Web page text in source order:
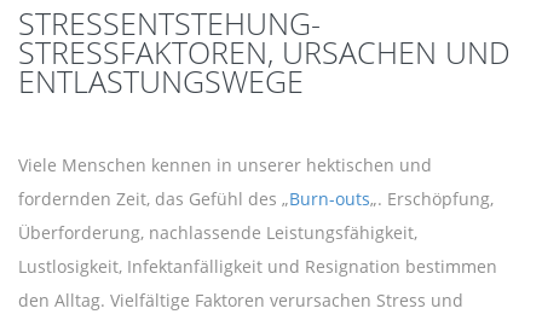
STRESSENTSTEHUNG-
STRESSFAKTOREN, URSACHEN UND
ENTLASTUNGSWEGE
Viele Menschen kennen in unserer hektischen und
fordernden Zeit, das Gefühl des „Burn-outs„. Erschöpfung,
Überforderung, nachlassende Leistungsfähigkeit,
Lustlosigkeit, Infektanfälligkeit und Resignation bestimmen
den Alltag. Vielfältige Faktoren verursachen Stress und